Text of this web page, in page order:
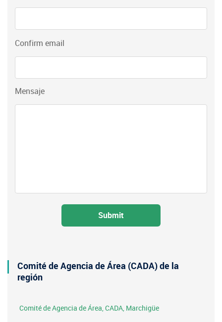
Confirm email
Mensaje
Comité de Agencia de Área (CADA) de la
región
Comité de Agencia de Área, CADA, Marchigüe